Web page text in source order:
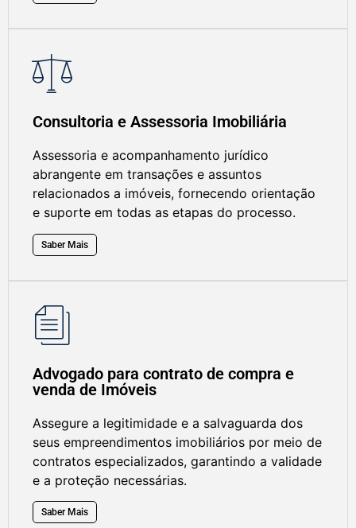
Consultoria e Assessoria Imobiliária
Assessoria e acompanhamento jurídico
abrangente em transações e assuntos
relacionados a imóveis, fornecendo orientação
e suporte em todas as etapas do processo.
Saber Mais
Advogado para contrato de compra e
venda de Imóveis
Assegure a legitimidade e a salvaguarda dos
seus empreendimentos imobiliários por meio de
contratos especializados, garantindo a validade
e a proteção necessárias.
Saber Mais